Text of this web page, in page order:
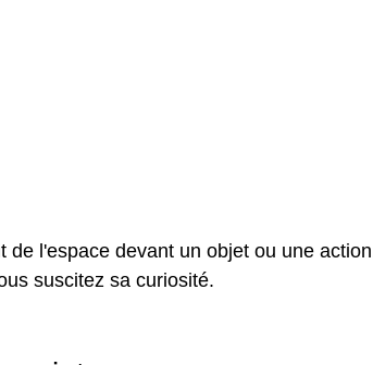
de l'espace devant un objet ou une
suscitez sa curiosité.